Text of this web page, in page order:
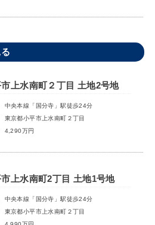
上水南町２丁目 土地2号地
中央本線「国分寺」駅徒歩24分
東京都小平市上水南町２丁目
4,290万円
上水南町2丁目 土地1号地
中央本線「国分寺」駅徒歩24分
東京都小平市上水南町２丁目